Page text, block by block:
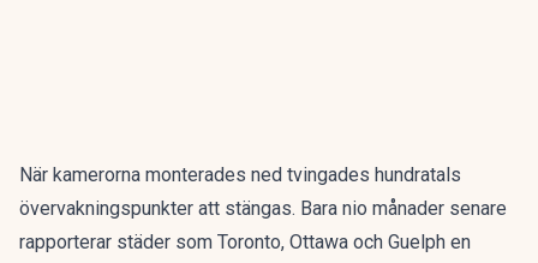
När kamerorna monterades ned tvingades hundratals
övervakningspunkter att stängas. Bara nio månader senare
rapporterar städer som Toronto, Ottawa och Guelph en